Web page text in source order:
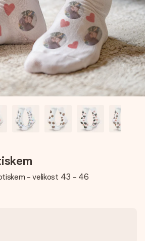
během několika kroků – s jejím
nebo vzkazem, který doopravdy
zbytečné složitosti, jen spousta
- velikost 43 - 46